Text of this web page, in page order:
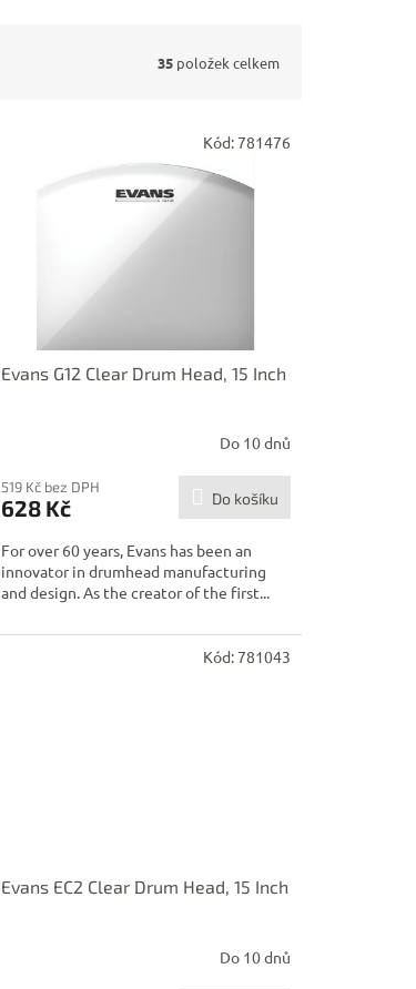
35 položek celkem
Evans G12 Clear Drum Head, 15 Inch
Do 10 dnů
519 Kč bez DPH
628 Kč Do košíku
For over 60 years, Evans has been an
innovator in drumhead manufacturing
and design. As the creator of the first...
Kód:781476
Evans EC2 Clear Drum Head, 15 Inch
Do 10 dnů
Kód:781043